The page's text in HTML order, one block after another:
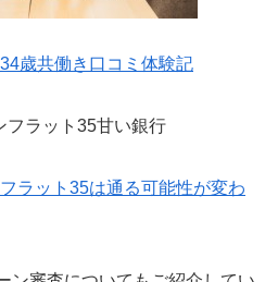
歳共働き口コミ体験記
ラット35は通る可能性が変わ